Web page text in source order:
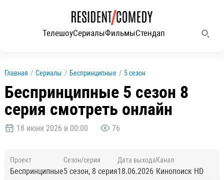
ТелешоуСериалыФильмыСтендап
Главная / Сериалы / Беспринципные / 5 сезон
Беспринципные 5 сезон 8
серия смотреть онлайн
18 июня 2026 в 00:00 76
Проект
Беспринципные
Сезон/серия
5 сезон, 8 серия
Дата выхода
18.06.2026
Канал
Кинопоиск HD